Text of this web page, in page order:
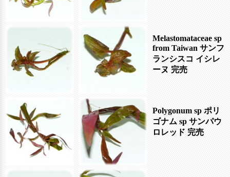
Melastomataceae sp
from Taiwan サンフ
ランシスコ イシレ
ーヌ 完売
Polygonum sp ポリ
ゴナム sp サンパウ
ロレッド 完売